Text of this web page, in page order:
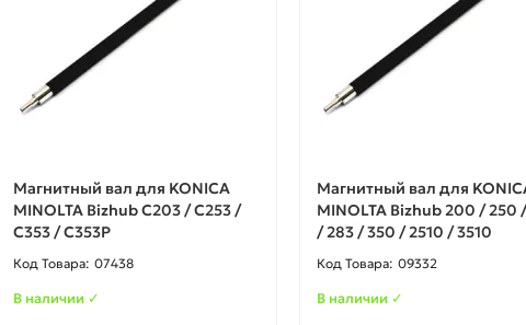
Поступления товаров
08.07.2026 - Новое поступление
чипов для картриджей и
23.06.2026 - Новое
запчастей для картриджей и
Магнитный вал для KONICA
MINOLTA Bizhub C203 / C253 /
C353 / C353P
07438
В наличии ✓
Магнитный вал для
MINOLTA Bizhub 200 / 250
/ 283 / 350 / 2510 / 3510
09332
В наличии ✓